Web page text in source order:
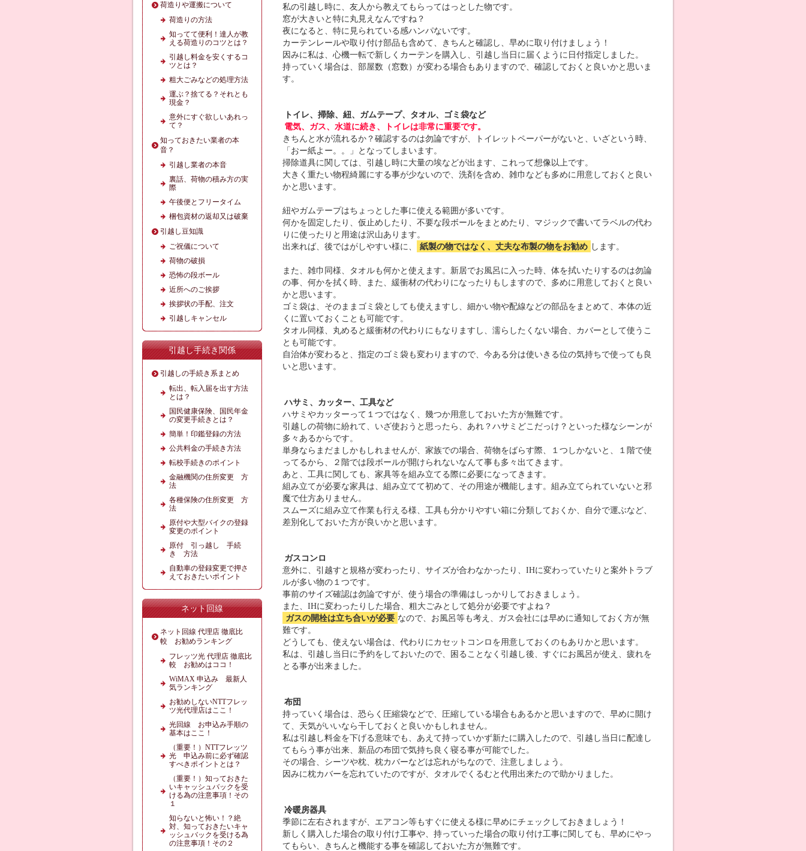
私の引越し時に、友人から教えてもらってはっとした物です。
窓が大きいと特に丸見えなんですね？
夜になると、特に見られている感ハンパないです。
カーテンレールや取り付け部品も含めて、きちんと確認し、早めに取り付けましょう！
因みに私は、心機一転で新しくカーテンを購入し、引越し当日に届くように日付指定しました。
持っていく場合は、部屋数（窓数）が変わる場合もありますので、確認しておくと良いかと思いま
す。
トイレ、掃除、紐、ガムテープ、タオル、ゴミ袋など
電気、ガス、水道に続き、トイレは非常に重要です。
きちんと水が流れるか？確認するのは勿論ですが、トイレットペーパーがないと、いざという時、
「おー紙よー。。」となってしまいます。
掃除道具に関しては、引越し時に大量の埃などが出ます、これって想像以上です。
大きく重たい物程綺麗にする事が少ないので、洗剤を含め、雑巾なども多めに用意しておくと良い
かと思います。
紐やガムテープはちょっとした事に使える範囲が多いです。
何かを固定したり、仮止めしたり、不要な段ボールをまとめたり、マジックで書いてラベルの代わ
りに使ったりと用途は沢山あります。
出来れば、後ではがしやすい様に、
紙製の物ではなく、丈夫な布製の物をお勧め します。
また、雑巾同様、タオルも何かと使えます。新居でお風呂に入った時、体を拭いたりするのは勿論
の事、何かを拭く時、また、緩衝材の代わりになったりもしますので、多めに用意しておくと良い
かと思います。
ゴミ袋は、そのままゴミ袋としても使えますし、細かい物や配線などの部品をまとめて、本体の近
くに置いておくことも可能です。
タオル同様、丸めると緩衝材の代わりにもなりますし、濡らしたくない場合、カバーとして使うこ
とも可能です。
自治体が変わると、指定のゴミ袋も変わりますので、今ある分は使いきる位の気持ちで使っても良
いと思います。
ハサミ、カッター、工具など
ハサミやカッターって１つではなく、幾つか用意しておいた方が無難です。
引越しの荷物に紛れて、いざ使おうと思ったら、あれ？ハサミどこだっけ？といった様なシーンが
多々あるからです。
単身ならまだましかもしれませんが、家族での場合、荷物をばらす際、１つしかないと、１階で使
ってるから、２階では段ボールが開けられないなんて事も多々出てきます。
あと、工具に関しても、家具等を組み立てる際に必要になってきます。
組み立てが必要な家具は、組み立てて初めて、その用途が機能します。組み立てられていないと邪
魔で仕方ありません。
スムーズに組み立て作業も行える様、工具も分かりやすい箱に分類しておくか、自分で運ぶなど、
差別化しておいた方が良いかと思います。
ガスコンロ
意外に、引越すと規格が変わったり、サイズが合わなかったり、IHに変わっていたりと案外トラブ
ルが多い物の１つです。
事前のサイズ確認は勿論ですが、使う場合の準備はしっかりしておきましょう。
また、IHに変わったりした場合、粗大ごみとして処分が必要ですよね？
ガスの開栓は立ち合いが必要 なので、お風呂等も考え、ガス会社には早めに通知しておく方が無
難です。
どうしても、使えない場合は、代わりにカセットコンロを用意しておくのもありかと思います。
私は、引越し当日に予約をしておいたので、困ることなく引越し後、すぐにお風呂が使え、疲れを
とる事が出来ました。
布団
持っていく場合は、恐らく圧縮袋などで、圧縮している場合もあるかと思いますので、早めに開け
て、天気がいいなら干しておくと良いかもしれません。
私は引越し料金を下げる意味でも、あえて持っていかず新たに購入したので、引越し当日に配達し
てもらう事が出来、新品の布団で気持ち良く寝る事が可能でした。
その場合、シーツや枕、枕カバーなどは忘れがちなので、注意しましょう。
因みに枕カバーを忘れていたのですが、タオルでくるむと代用出来たので助かりました。
冷暖房器具
季節に左右されますが、エアコン等もすぐに使える様に早めにチェックしておきましょう！
新しく購入した場合の取り付け工事や、持っていった場合の取り付け工事に関しても、早めにやっ
てもらい、きちんと機能する事を確認しておいた方が無難です。
荷造りや運搬について
荷造りの方法
知ってて便利！達人が教
える荷造りのコツとは？
引越し料金を安くするコ
ツとは？
粗大ごみなどの処理方法
運ぶ？捨てる？それとも
現金？
意外にすぐ欲しいあれっ
て？
知っておきたい業者の本
音？
引越し業者の本音
裏話、荷物の積み方の実
際
午後便とフリータイム
梱包資材の返却又は破棄
引越し豆知識
ご祝儀について
荷物の破損
恐怖の段ボール
近所へのご挨拶
挨拶状の手配、注文
引越しキャンセル
引越し手続き関係
引越しの手続き系まとめ
転出、転入届を出す方法
とは？
国民健康保険、国民年金
の変更手続きとは？
簡単！印鑑登録の方法
公共料金の手続き方法
転校手続きのポイント
金融機関の住所変更 方
法
各種保険の住所変更 方
法
原付や大型バイクの登録
変更のポイント
原付 引っ越し 手続
き 方法
自動車の登録変更で押さ
えておきたいポイント
ネット回線
ネット回線 代理店 徹底比
較 お勧めランキング
フレッツ光 代理店 徹底比
較 お勧めはココ！
WiMAX 申込み 最新人
気ランキング
お勧めしないNTTフレッ
ツ光代理店はここ！
光回線 お申込み手順の
基本はここ！
（重要！）NTTフレッツ
光 申込み前に必ず確認
すべきポイントとは？
（重要！）知っておきた
いキャッシュバックを受
ける為の注意事項！その
１
知らないと怖い！？絶
対、知っておきたいキャ
ッシュバックを受ける為
の注意事項！その２